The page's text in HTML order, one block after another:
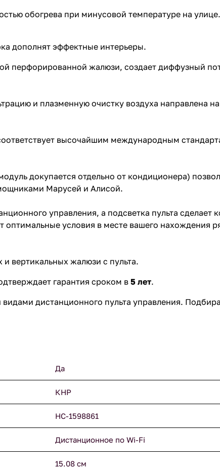
обогрева при минусовой температуре на
дополнят эффектные интерьеры.
перфорированной жалюзи, создает диффузный
и плазменную очистку воздуха направлена
высочайшим международным
докупается отдельно от кондиционера)
Марусей и Алисой.
управления, а подсветка пульта сделает
оптимальные условия в месте вашего нахождения
вертикальных жалюзи с пульта.
гарантия сроком в 5 лет.
дистанционного пульта управления.
Да
КНР
НС-1598861
Дистанционное по Wi-Fi
15.08 см